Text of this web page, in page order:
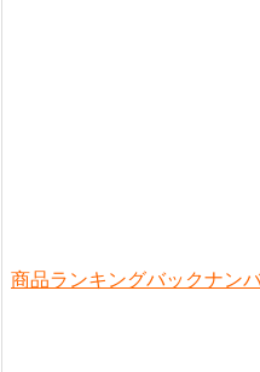
商品ランキングバックナン